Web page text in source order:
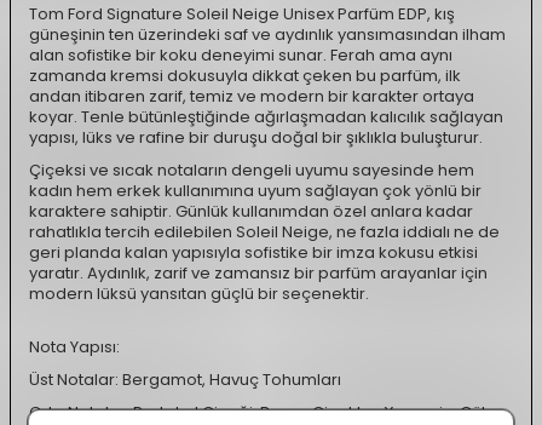
Tom Ford Signature Soleil Neige Unisex Parfüm EDP, kış
güneşinin ten üzerindeki saf ve aydınlık yansımasından ilham
alan sofistike bir koku deneyimi sunar. Ferah ama aynı
zamanda kremsi dokusuyla dikkat çeken bu parfüm, ilk
andan itibaren zarif, temiz ve modern bir karakter ortaya
koyar. Tenle bütünleştiğinde ağırlaşmadan kalıcılık sağlayan
yapısı, lüks ve rafine bir duruşu doğal bir şıklıkla buluşturur.
Çiçeksi ve sıcak notaların dengeli uyumu sayesinde hem
kadın hem erkek kullanımına uyum sağlayan çok yönlü bir
karaktere sahiptir. Günlük kullanımdan özel anlara kadar
rahatlıkla tercih edilebilen Soleil Neige, ne fazla iddialı ne de
geri planda kalan yapısıyla sofistike bir imza kokusu etkisi
yaratır. Aydınlık, zarif ve zamansız bir parfüm arayanlar için
modern lüksü yansıtan güçlü bir seçenektir.
Nota Yapısı:
Üst Notalar: Bergamot, Havuç Tohumları
Orta Notalar: Portakal Çiçeği, Beyaz Çiçekler, Yasemin, Gül,